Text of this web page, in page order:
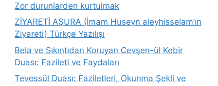
Zor durunlarden kurtulmak
ZİYARETİ AŞURA (İmam Huseyn aleyhisselam’ın
Ziyareti) Türkçe Yazılışı
Bela ve Sıkıntıdan Koruyan Cevşen-ül Kebir
Duası: Fazileti ve Faydaları
Tevessül Duası: Faziletleri, Okunma Şekli ve